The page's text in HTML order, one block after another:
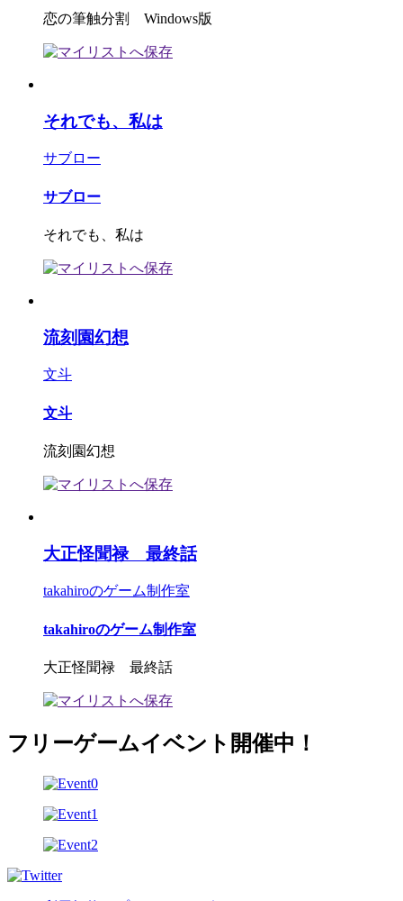
恋の筆触分割 Windows版
それでも、私は
サブロー
サブロー
それでも、私は
流刻園幻想
文斗
文斗
流刻園幻想
大正怪聞禄 最終話
takahiroのゲーム制作室
takahiroのゲーム制作室
大正怪聞禄 最終話
フリーゲームイベント開催中！